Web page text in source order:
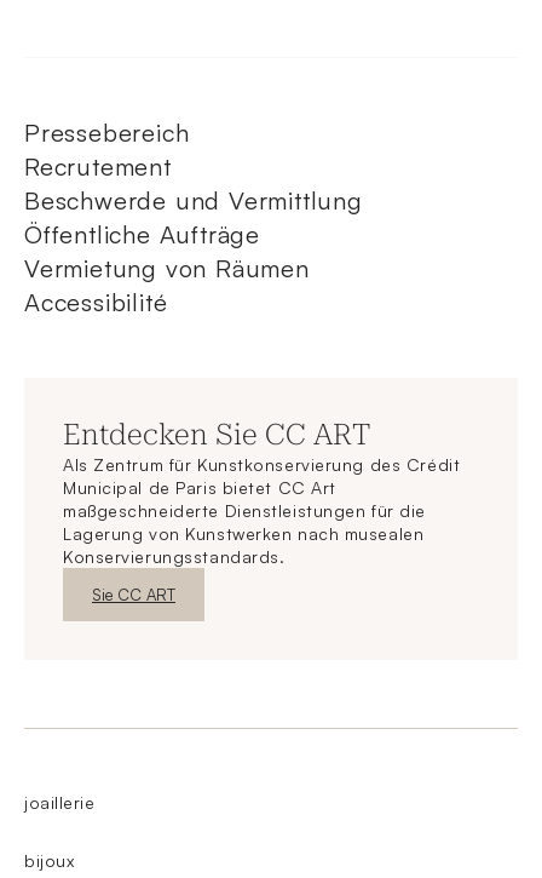
Pressebereich
Recrutement
Beschwerde und Vermittlung
Öffentliche Aufträge
Vermietung von Räumen
Accessibilité
Entdecken Sie CC ART
Als Zentrum für Kunstkonservierung des Crédit
Municipal de Paris bietet CC Art
maßgeschneiderte Dienstleistungen für die
Lagerung von Kunstwerken nach musealen
Konservierungsstandards.
Neues FensterEntdecken
Sie CC ART
joaillerie
bijoux